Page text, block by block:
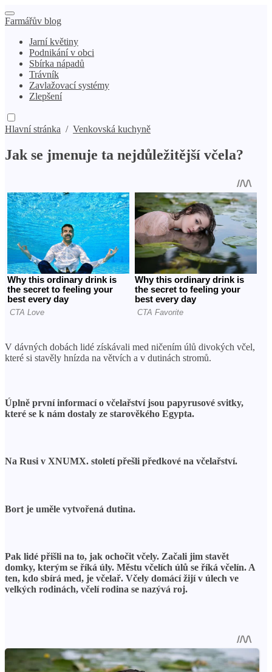
Farmářův blog
Jarní květiny
Podnikání v obci
Sbírka nápadů
Trávník
Zavlažovací systémy
Zlepšení
Hlavní stránka / Venkovská kuchyně
Jak se jmenuje ta nejdůležitější včela?
V dávných dobách lidé získávali med ničením úlů divokých včel,
které si stavěly hnízda na větvích a v dutinách stromů.
Úplně první informací o včelařství jsou papyrusové svitky,
které se k nám dostaly ze starověkého Egypta.
Na Rusi v XNUMX. století přešli předkové na včelařství.
Bort je uměle vytvořená dutina.
Pak lidé přišli na to, jak ochočit včely. Začali jim stavět
domky, kterým se říká úly. Městu včelích úlů se říká včelín. A
ten, kdo sbírá med, je včelař. Včely domácí žijí v úlech ve
velkých rodinách, včelí rodina se nazývá roj.